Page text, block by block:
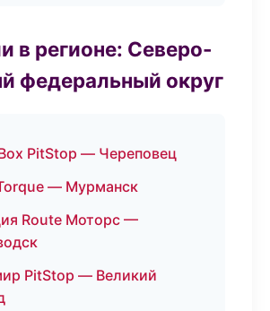
в регионе: Северо-
федеральный округ
Box PitStop — Череповец
— Мурманск
Route Моторс —
PitStop — Великий